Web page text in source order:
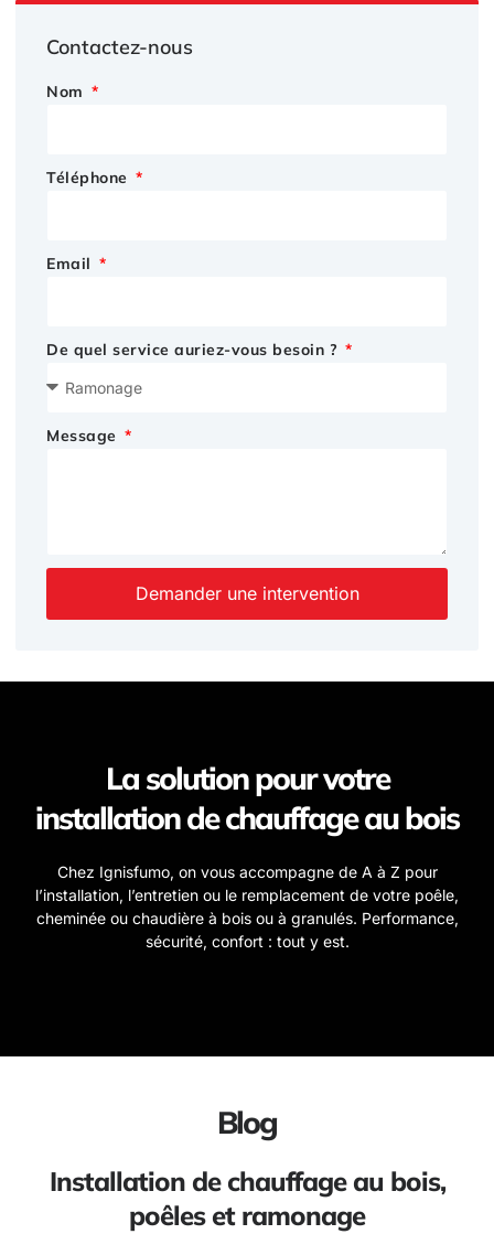
Contactez-nous
Nom
Téléphone
Email
De quel service auriez-vous besoin ?
Message
Demander une intervention
La solution pour votre
installation de chauffage au bois
Chez Ignisfumo, on vous accompagne de A à Z pour
l’installation, l’entretien ou le remplacement de votre poêle,
cheminée ou chaudière à bois ou à granulés. Performance,
sécurité, confort : tout y est.
Blog
Installation de chauffage au bois,
poêles et ramonage